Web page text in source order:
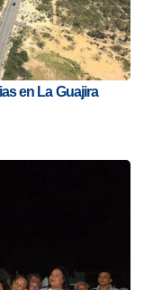
en La Guajira